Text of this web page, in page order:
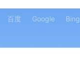
百度 Google Bing